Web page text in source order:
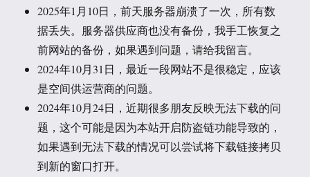
2025年1月10日，前天服务器崩溃了一次，所有数
据丢失。服务器供应商也没有备份，我手工恢复之
前网站的备份，如果遇到问题，请给我留言。
2024年10月31日，最近一段网站不是很稳定，应该
是空间供运营商的问题。
2024年10月24日，近期很多朋友反映无法下载的问
题，这个可能是因为本站开启防盗链功能导致的，
如果遇到无法下载的情况可以尝试将下载链接拷贝
到新的窗口打开。